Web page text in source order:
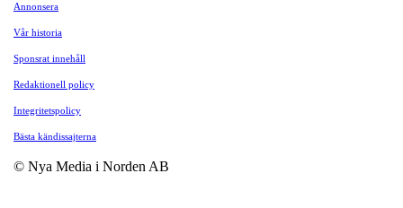
Annonsera
Vår historia
Sponsrat innehåll
Redaktionell policy
Integritetspolicy
Bästa kändissajterna
© Nya Media i Norden AB